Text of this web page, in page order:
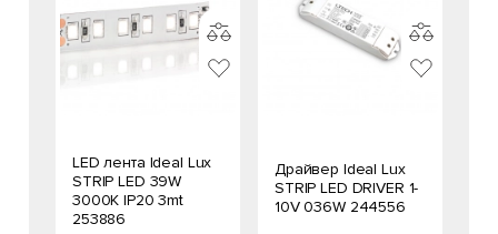
LED лента Ideal Lux
STRIP LED 39W
3000K IP20 3mt
253886
Драйвер Ideal Lux
STRIP LED DRIVER 1-
10V 036W 244556